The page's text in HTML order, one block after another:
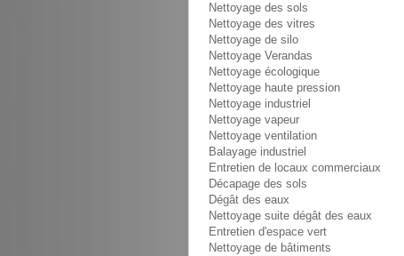
Nettoyage des sols
Nettoyage des vitres
Nettoyage de silo
Nettoyage Verandas
Nettoyage écologique
Nettoyage haute pression
Nettoyage industriel
Nettoyage vapeur
Nettoyage ventilation
Balayage industriel
Entretien de locaux commerciaux
Décapage des sols
Dégât des eaux
Nettoyage suite dégât des eaux
Entretien d'espace vert
Nettoyage de bâtiments